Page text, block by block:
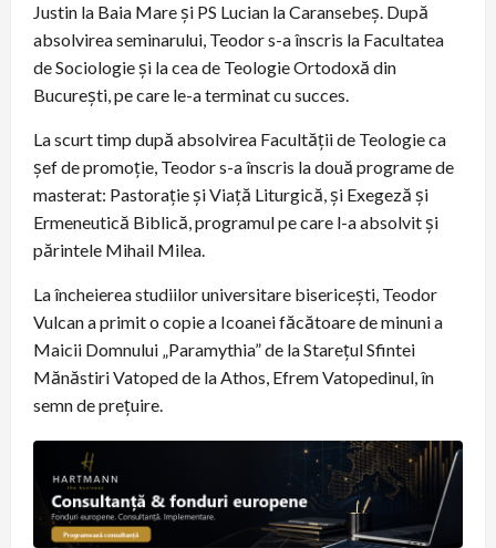
Justin la Baia Mare și PS Lucian la Caransebeș. După
absolvirea seminarului, Teodor s-a înscris la Facultatea
de Sociologie și la cea de Teologie Ortodoxă din
București, pe care le-a terminat cu succes.
La scurt timp după absolvirea Facultății de Teologie ca
șef de promoție, Teodor s-a înscris la două programe de
masterat: Pastorație și Viață Liturgică, și Exegeză și
Ermeneutică Biblică, programul pe care l-a absolvit și
părintele Mihail Milea.
La încheierea studiilor universitare bisericești, Teodor
Vulcan a primit o copie a Icoanei făcătoare de minuni a
Maicii Domnului „Paramythia” de la Starețul Sfintei
Mănăstiri Vatoped de la Athos, Efrem Vatopedinul, în
semn de prețuire.